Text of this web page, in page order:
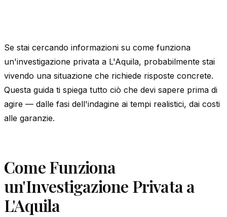
Se stai cercando informazioni su come funziona
un'investigazione privata a L'Aquila, probabilmente stai
vivendo una situazione che richiede risposte concrete.
Questa guida ti spiega tutto ciò che devi sapere prima di
agire — dalle fasi dell'indagine ai tempi realistici, dai costi
alle garanzie.
Come Funziona
un'Investigazione Privata a
L'Aquila